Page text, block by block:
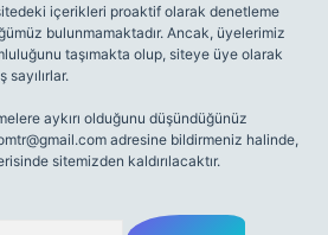
içerikleri proaktif olarak denetleme
bulunmamaktadır. Ancak, üyelerimiz
taşımakta olup, siteye üye olarak
aykırı olduğunu düşündüğünüz
adresine bildirmeniz halinde,
sitemizden kaldırılacaktır.